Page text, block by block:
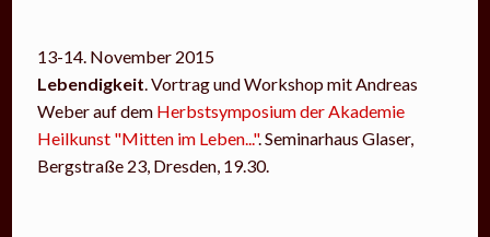
13-14. November 2015
Lebendigkeit . Vortrag und Workshop mit Andreas
Weber auf dem Herbstsymposium der Akademie
Heilkunst "Mitten im Leben...". Seminarhaus Glaser,
Bergstraße 23, Dresden, 19.30.